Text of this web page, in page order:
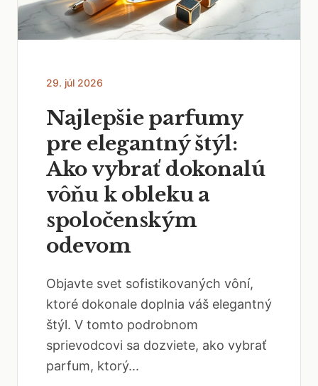
29. júl 2026
Najlepšie parfumy
pre elegantný štýl:
Ako vybrať dokonalú
vôňu k obleku a
spoločenským
odevom
Objavte svet sofistikovaných vôní,
ktoré dokonale doplnia váš elegantný
štýl. V tomto podrobnom
sprievodcovi sa dozviete, ako vybrať
parfum, ktorý...